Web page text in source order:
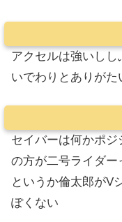
アクセルは強いし
いでわりとありがた
セイバーは何かポジ
の方が二号ライダー
というか倫太郎がV
ぽくない